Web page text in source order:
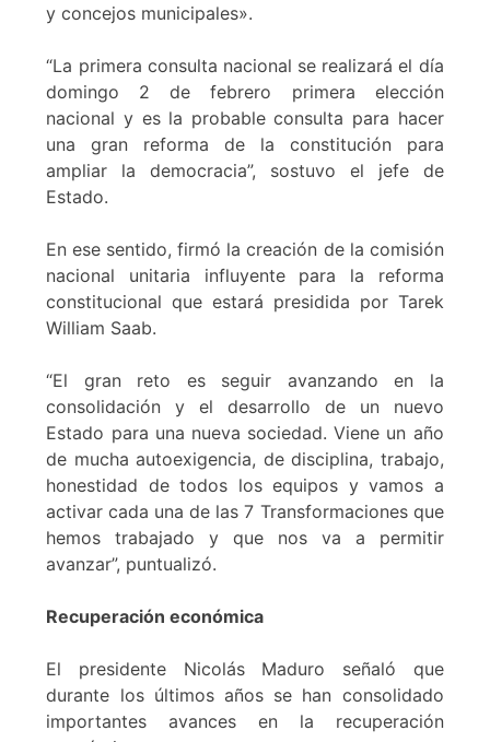
y concejos municipales».
“La primera consulta nacional se realizará el día
domingo 2 de febrero primera elección
nacional y es la probable consulta para hacer
una gran reforma de la constitución para
ampliar la democracia”, sostuvo el jefe de
Estado.
En ese sentido, firmó la creación de la comisión
nacional unitaria influyente para la reforma
constitucional que estará presidida por Tarek
William Saab.
“El gran reto es seguir avanzando en la
consolidación y el desarrollo de un nuevo
Estado para una nueva sociedad. Viene un año
de mucha autoexigencia, de disciplina, trabajo,
honestidad de todos los equipos y vamos a
activar cada una de las 7 Transformaciones que
hemos trabajado y que nos va a permitir
avanzar”, puntualizó.
Recuperación económica
El presidente Nicolás Maduro señaló que
durante los últimos años se han consolidado
importantes avances en la recuperación